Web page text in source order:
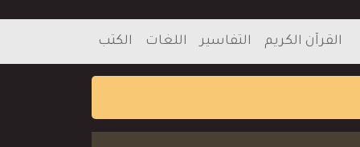
القرآن الكريم التفاسير اللغات الكتب